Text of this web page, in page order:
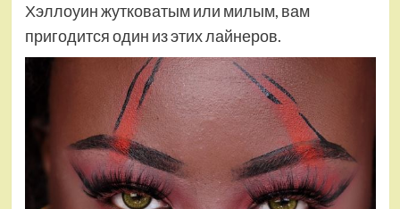
Хэллоуин жутковатым или милым, вам
пригодится один из этих лайнеров.